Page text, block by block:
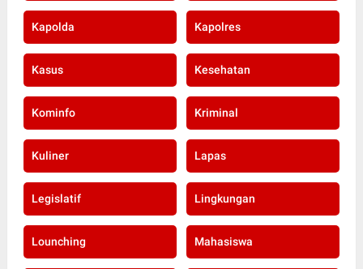
Kapolda Kapolres
Kasus Kesehatan
Kominfo Kriminal
Kuliner Lapas
Legislatif Lingkungan
Lounching Mahasiswa